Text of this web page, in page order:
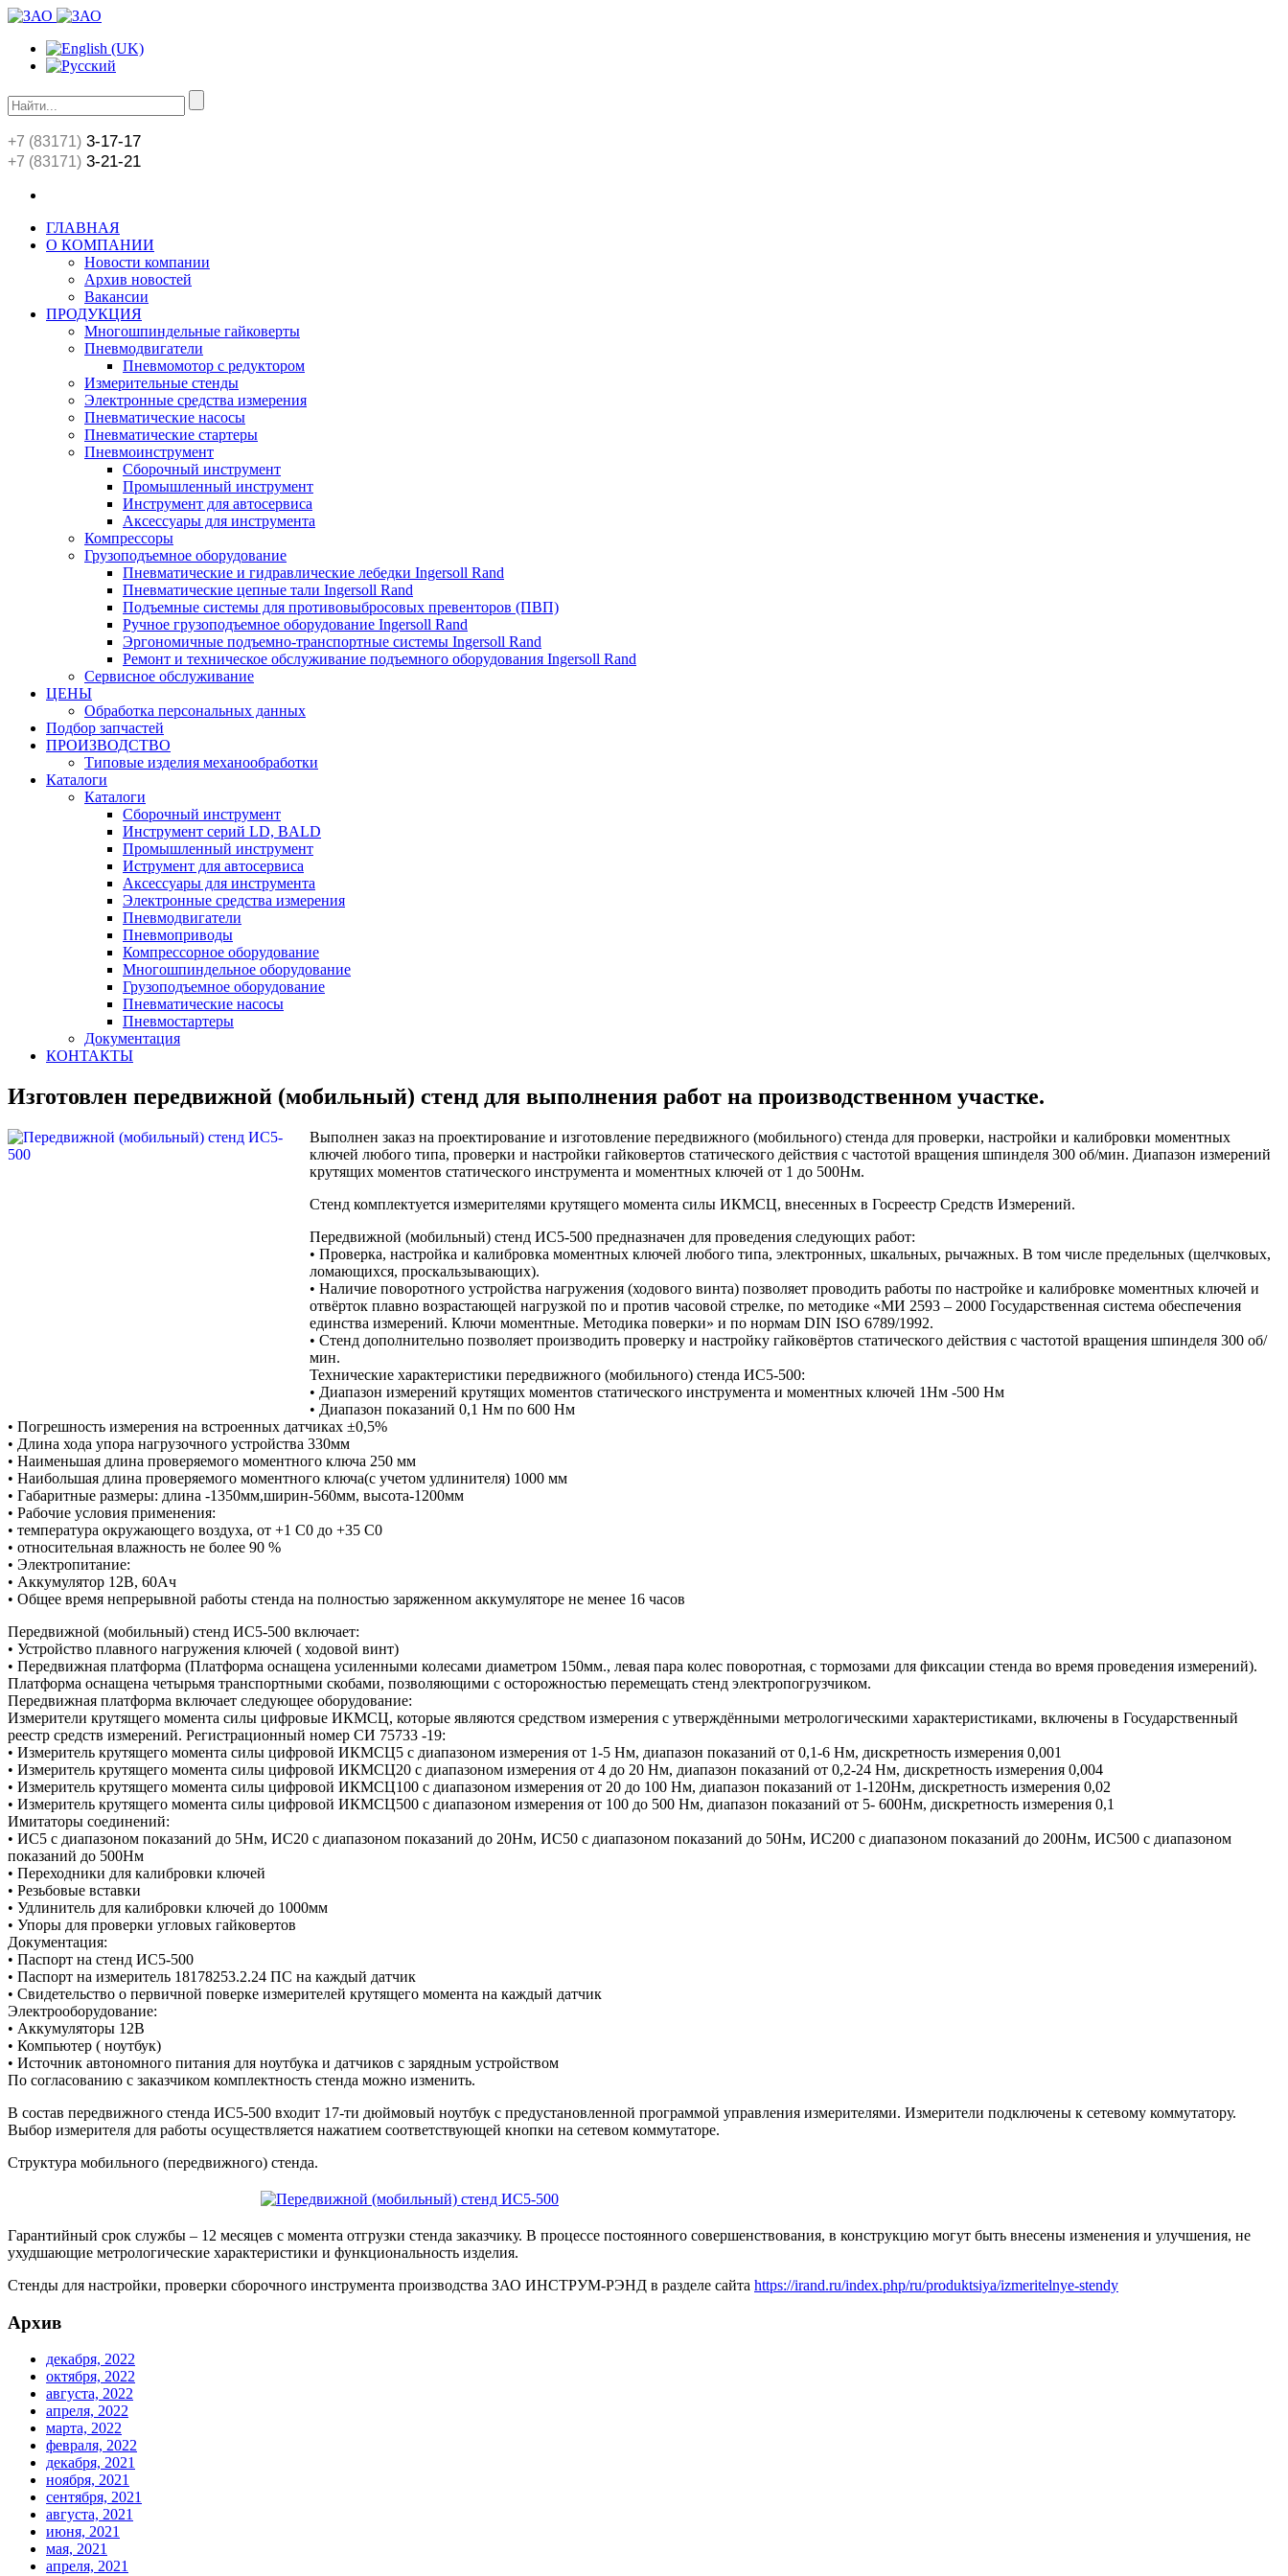
+7 (83171) 3-17-17
+7 (83171) 3-21-21
ГЛАВНАЯ
О КОМПАНИИ
Новости компании
Архив новостей
Вакансии
ПРОДУКЦИЯ
Многошпиндельные гайковерты
Пневмодвигатели
Пневмомотор с редуктором
Измерительные стенды
Электронные средства измерения
Пневматические насосы
Пневматические стартеры
Пневмоинструмент
Сборочный инструмент
Промышленный инструмент
Инструмент для автосервиса
Аксессуары для инструмента
Компрессоры
Грузоподъемное оборудование
Пневматические и гидравлические лебедки Ingersoll Rand
Пневматические цепные тали Ingersoll Rand
Подъемные системы для противовыбросовых превенторов (ПВП)
Ручное грузоподъемное оборудование Ingersoll Rand
Эргономичные подъемно-транспортные системы Ingersoll Rand
Ремонт и техническое обслуживание подъемного оборудования Ingersoll Rand
Сервисное обслуживание
ЦЕНЫ
Обработка персональных данных
Подбор запчастей
ПРОИЗВОДСТВО
Типовые изделия механообработки
Каталоги
Каталоги
Сборочный инструмент
Инструмент серий LD, BALD
Промышленный инструмент
Иструмент для автосервиса
Аксессуары для инструмента
Электронные средства измерения
Пневмодвигатели
Пневмоприводы
Компрессорное оборудование
Многошпиндельное оборудование
Грузоподъемное оборудование
Пневматические насосы
Пневмостартеры
Документация
КОНТАКТЫ
Изготовлен передвижной (мобильный) стенд для выполнения работ на производственном участке.
Выполнен заказ на проектирование и изготовление передвижного (мобильного) стенда для проверки, настройки и калибровки моментных
ключей любого типа, проверки и настройки гайковертов статического действия с частотой вращения шпинделя 300 об/мин. Диапазон измерений
крутящих моментов статического инструмента и моментных ключей от 1 до 500Нм.
Стенд комплектуется измерителями крутящего момента силы ИКМСЦ, внесенных в Госреестр Средств Измерений.
Передвижной (мобильный) стенд ИС5-500 предназначен для проведения следующих работ:
• Проверка, настройка и калибровка моментных ключей любого типа, электронных, шкальных, рычажных. В том числе предельных (щелчковых,
ломающихся, проскальзывающих).
• Наличие поворотного устройства нагружения (ходового винта) позволяет проводить работы по настройке и калибровке моментных ключей и
отвёрток плавно возрастающей нагрузкой по и против часовой стрелке, по методике «МИ 2593 – 2000 Государственная система обеспечения
единства измерений. Ключи моментные. Методика поверки» и по нормам DIN ISO 6789/1992.
• Стенд дополнительно позволяет производить проверку и настройку гайковёртов статического действия с частотой вращения шпинделя 300 об/
мин.
Технические характеристики передвижного (мобильного) стенда ИС5-500:
• Диапазон измерений крутящих моментов статического инструмента и моментных ключей 1Нм -500 Нм
• Диапазон показаний 0,1 Нм по 600 Нм
• Погрешность измерения на встроенных датчиках ±0,5%
• Длина хода упора нагрузочного устройства 330мм
• Наименьшая длина проверяемого моментного ключа 250 мм
• Наибольшая длина проверяемого моментного ключа(с учетом удлинителя) 1000 мм
• Габаритные размеры: длина -1350мм,ширин-560мм, высота-1200мм
• Рабочие условия применения:
• температура окружающего воздуха, от +1 С0 до +35 С0
• относительная влажность не более 90 %
• Электропитание:
• Аккумулятор 12В, 60Ач
• Общее время непрерывной работы стенда на полностью заряженном аккумуляторе не менее 16 часов
Передвижной (мобильный) стенд ИС5-500 включает:
• Устройство плавного нагружения ключей ( ходовой винт)
• Передвижная платформа (Платформа оснащена усиленными колесами диаметром 150мм., левая пара колес поворотная, с тормозами для фиксации стенда во время проведения измерений).
Платформа оснащена четырьмя транспортными скобами, позволяющими с осторожностью перемещать стенд электропогрузчиком.
Передвижная платформа включает следующее оборудование:
Измерители крутящего момента силы цифровые ИКМСЦ, которые являются средством измерения с утверждёнными метрологическими характеристиками, включены в Государственный
реестр средств измерений. Регистрационный номер СИ 75733 -19:
• Измеритель крутящего момента силы цифровой ИКМСЦ5 с диапазоном измерения от 1-5 Нм, диапазон показаний от 0,1-6 Нм, дискретность измерения 0,001
• Измеритель крутящего момента силы цифровой ИКМСЦ20 с диапазоном измерения от 4 до 20 Нм, диапазон показаний от 0,2-24 Нм, дискретность измерения 0,004
• Измеритель крутящего момента силы цифровой ИКМСЦ100 с диапазоном измерения от 20 до 100 Нм, диапазон показаний от 1-120Нм, дискретность измерения 0,02
• Измеритель крутящего момента силы цифровой ИКМСЦ500 с диапазоном измерения от 100 до 500 Нм, диапазон показаний от 5- 600Нм, дискретность измерения 0,1
Имитаторы соединений:
• ИС5 с диапазоном показаний до 5Нм, ИС20 с диапазоном показаний до 20Нм, ИС50 с диапазоном показаний до 50Нм, ИС200 с диапазоном показаний до 200Нм, ИС500 с диапазоном
показаний до 500Нм
• Переходники для калибровки ключей
• Резьбовые вставки
• Удлинитель для калибровки ключей до 1000мм
• Упоры для проверки угловых гайковертов
Документация:
• Паспорт на стенд ИС5-500
• Паспорт на измеритель 18178253.2.24 ПС на каждый датчик
• Свидетельство о первичной поверке измерителей крутящего момента на каждый датчик
Электрооборудование:
• Аккумуляторы 12В
• Компьютер ( ноутбук)
• Источник автономного питания для ноутбука и датчиков с зарядным устройством
По согласованию с заказчиком комплектность стенда можно изменить.
В состав передвижного стенда ИС5-500 входит 17-ти дюймовый ноутбук с предустановленной программой управления измерителями. Измерители подключены к сетевому коммутатору.
Выбор измерителя для работы осуществляется нажатием соответствующей кнопки на сетевом коммутаторе.
Структура мобильного (передвижного) стенда.
Гарантийный срок службы – 12 месяцев с момента отгрузки стенда заказчику. В процессе постоянного совершенствования, в конструкцию могут быть внесены изменения и улучшения, не
ухудшающие метрологические характеристики и функциональность изделия.
Стенды для настройки, проверки сборочного инструмента производства ЗАО ИНСТРУМ-РЭНД в разделе сайта https://irand.ru/index.php/ru/produktsiya/izmeritelnye-stendy
Архив
декабря, 2022
октября, 2022
августа, 2022
апреля, 2022
марта, 2022
февраля, 2022
декабря, 2021
ноября, 2021
сентября, 2021
августа, 2021
июня, 2021
мая, 2021
апреля, 2021